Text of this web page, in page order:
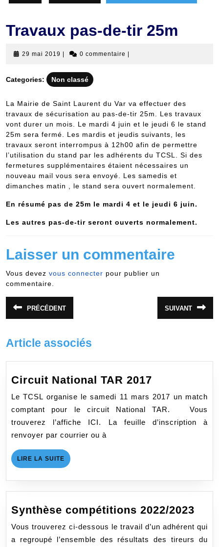
Travaux pas-de-tir 25m
29 mai 2019 29
0 commentaire
Categories: Non classé
La Mairie de Saint Laurent du Var va effectuer des
travaux de sécurisation au pas-de-tir 25m. Les travaux
vont durer un mois. Le mardi 4 juin et le jeudi 6 le stand
25m sera fermé. Les mardis et jeudis suivants, les
travaux seront interrompus à 12h00 afin de permettre
l’utilisation du stand par les adhérents du TCSL. Si des
fermetures supplémentaires étaient nécessaires un
nouveau mail vous sera envoyé. Les samedis et
dimanches matin , le stand sera ouvert normalement.
En résumé pas de 25m le mardi 4 et le jeudi 6 juin.
Les autres pas-de-tir seront ouverts normalement.
Laisser un commentaire
Vous devez vous connecter pour publier un
commentaire.
Navigation
de
PRÉCÉDENT
précédent
SUIVANT
suivant
Article associés
Circuit National TAR 2017
National
TAR
2017
Le TCSL organise le samedi 11 mars 2017 un match
comptant pour le circuit National TAR. Vous
trouverez l’affiche ICI. La feuille d’inscription à
renvoyer par courrier ou à
LIRE LA SUITE LIRE
LA
Synthèse compétitions 2022/2023
Vous trouverez ci-dessous le travail d’un adhérent qui
a regroupé l’ensemble des résultats des tireurs du